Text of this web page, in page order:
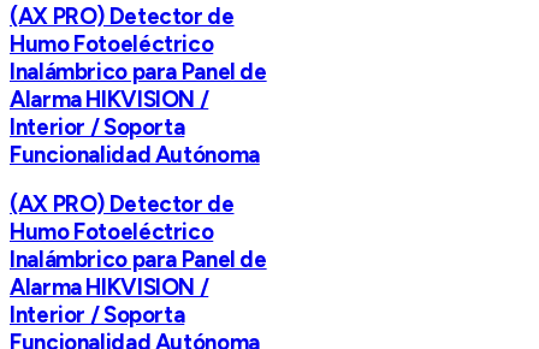
(AX PRO) Detector de
Humo Fotoeléctrico
Inalámbrico para Panel de
Alarma HIKVISION /
Interior / Soporta
Funcionalidad Autónoma
(AX PRO) Detector de
Humo Fotoeléctrico
Inalámbrico para Panel de
Alarma HIKVISION /
Interior / Soporta
Funcionalidad Autónoma